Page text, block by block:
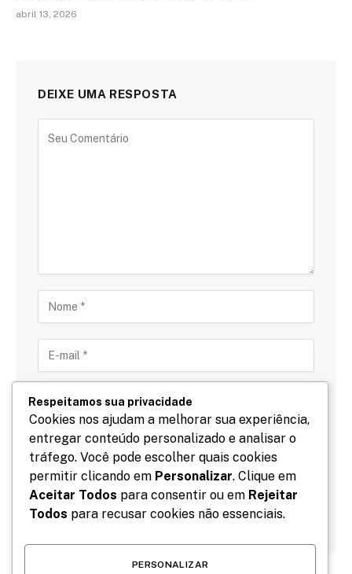
abril 13, 2026
DEIXE UMA RESPOSTA
Salve meu nome, email e site neste navegador para
a próxima vez que eu comentar.
Respeitamos sua privacidade
Cookies nos ajudam a melhorar sua experiência,
entregar conteúdo personalizado e analisar o
tráfego. Você pode escolher quais cookies
permitir clicando em Personalizar. Clique em
Aceitar Todos para consentir ou em Rejeitar
Todos para recusar cookies não essenciais.
PERSONALIZAR